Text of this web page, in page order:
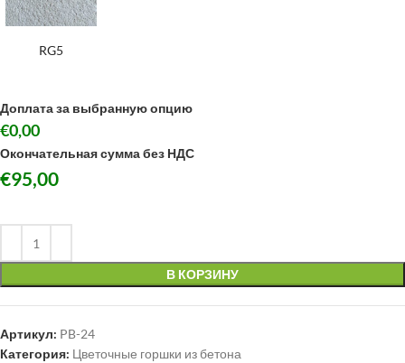
RG5
Доплата за выбранную опцию
€0,00
Окончательная сумма без НДС
€95,00
В КОРЗИНУ
Артикул: PB-24
Категория: Цветочные горшки из бетона